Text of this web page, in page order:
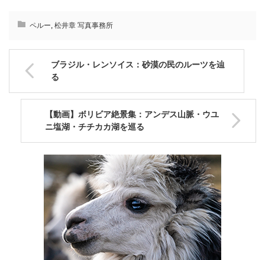
ペルー 松井章 写真事務所
ブラジル・レンソイス：砂漠の民のルーツを辿
る
【動画】ボリビア絶景集：アンデス山脈・ウユ
ニ塩湖・チチカカ湖を巡る